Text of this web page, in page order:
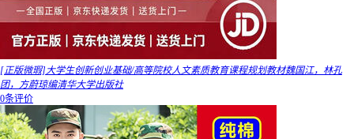
[正版微瑕]大学生创新创业基础/高等院校人文素质教育课程规划教材魏国江，林孔
团，方蔚琼编清华大学出版社
0条评价